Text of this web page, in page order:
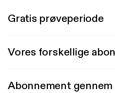
Gratis prøveperiode
Vores forskellige
Abonnement